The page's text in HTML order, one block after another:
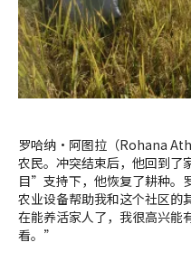
罗哈纳·阿图拉（Rohana
农民。冲突结束后，他回到
目”支持下，他恢复了耕种。
农业设备帮助我和这个社区的
在能养活家人了，我很高兴能
看。”